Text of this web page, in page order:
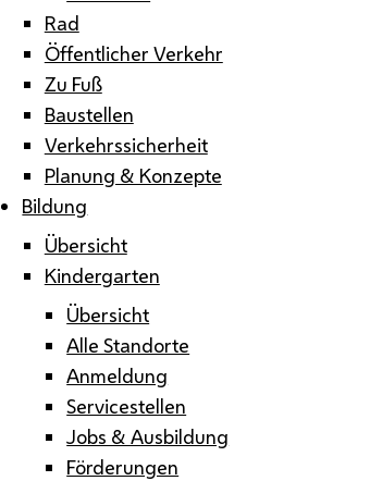
Rad
Öffentlicher Verkehr
Zu Fuß
Baustellen
Verkehrssicherheit
Planung & Konzepte
Bildung
Übersicht
Kindergarten
Übersicht
Alle Standorte
Anmeldung
Servicestellen
Jobs & Ausbildung
Förderungen